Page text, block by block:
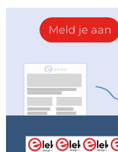
Meld je aan